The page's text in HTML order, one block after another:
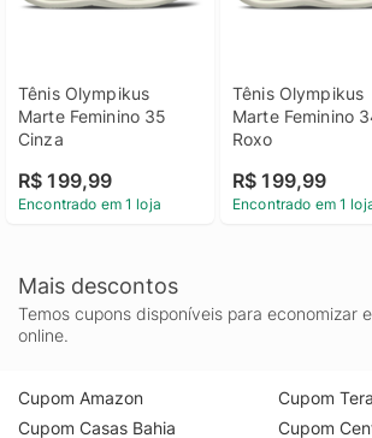
Tênis Olympikus
Marte Feminino 35
Cinza
R$ 199,99
Encontrado em 1 loja
Tênis Olympikus
Marte Feminino
Roxo
R$ 199,99
Encontrado em 1
Mais descontos
Temos cupons disponíveis para economizar
online.
Cupom Amazon
Cupom Casas Bahia
Cupom
Cupom